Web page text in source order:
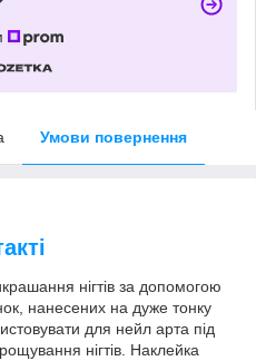
Умови повернення
нігтів за допомогою
нанесених на дуже тонку
для нейл арта під
нігтів. Наклейка